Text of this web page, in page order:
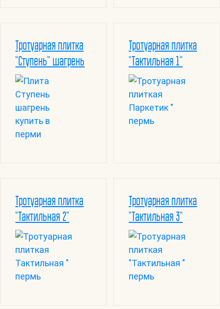
Тротуарная плитка
"Ступень" шагрень
Тротуарная плитка
"Тактильная 1"
Тротуарная плитка
"Тактильная 2"
Тротуарная плитка
"Тактильная 3"